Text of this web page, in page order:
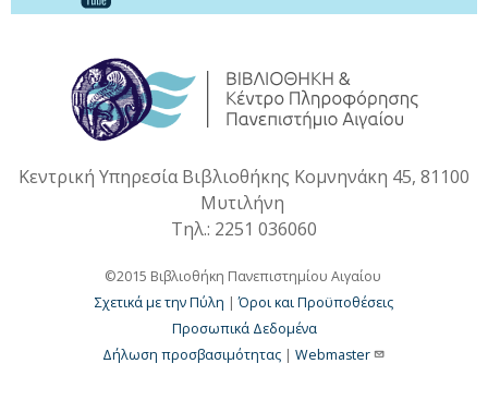
Κεντρική Υπηρεσία Βιβλιοθήκης Κομνηνάκη 45, 81100
Μυτιλήνη
Τηλ.: 2251 036060
©2015 Βιβλιοθήκη Πανεπιστημίου Αιγαίου
Σχετικά με την Πύλη |Όροι και Προϋποθέσεις
Προσωπικά Δεδομένα
Δήλωση προσβασιμότητας | Webmaster